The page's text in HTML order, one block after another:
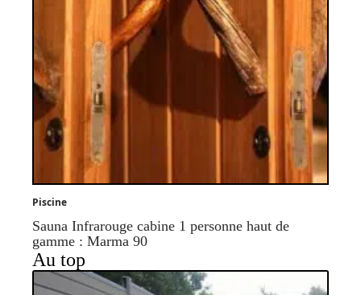
Piscine
Sauna Infrarouge cabine 1 personne haut de
gamme : Marma 90
Au top